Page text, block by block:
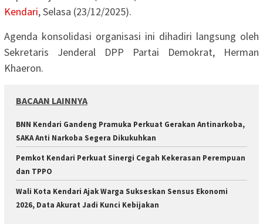
Kendari, Selasa (23/12/2025).
Agenda konsolidasi organisasi ini dihadiri langsung oleh
Sekretaris Jenderal DPP Partai Demokrat, Herman
Khaeron.
BACAAN LAINNYA
BNN Kendari Gandeng Pramuka Perkuat Gerakan Antinarkoba,
SAKA Anti Narkoba Segera Dikukuhkan
Pemkot Kendari Perkuat Sinergi Cegah Kekerasan Perempuan
dan TPPO
Wali Kota Kendari Ajak Warga Sukseskan Sensus Ekonomi
2026, Data Akurat Jadi Kunci Kebijakan